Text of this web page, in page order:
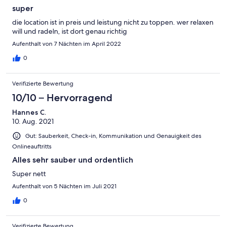
super
die location ist in preis und leistung nicht zu toppen. wer relaxen
will und radeln, ist dort genau richtig
Aufenthalt von 7 Nächten im April 2022
0
Verifizierte Bewertung
10/10 – Hervorragend
Hannes C.
10. Aug. 2021
Gut: Sauberkeit, Check-in, Kommunikation und Genauigkeit des
Onlineauftritts
Alles sehr sauber und ordentlich
Super nett
Aufenthalt von 5 Nächten im Juli 2021
0